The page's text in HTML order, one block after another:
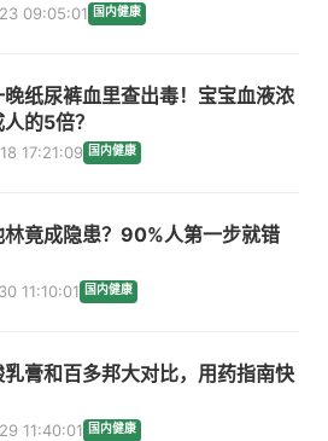
09:05:01 国内健康
纸尿裤血里查出毒！宝宝血液浓
的5倍？
17:21:09 国内健康
林竟成隐患？90%人第一步就错
11:10:01 国内健康
乳膏和百多邦大对比，用药指南快
11:40:01 国内健康